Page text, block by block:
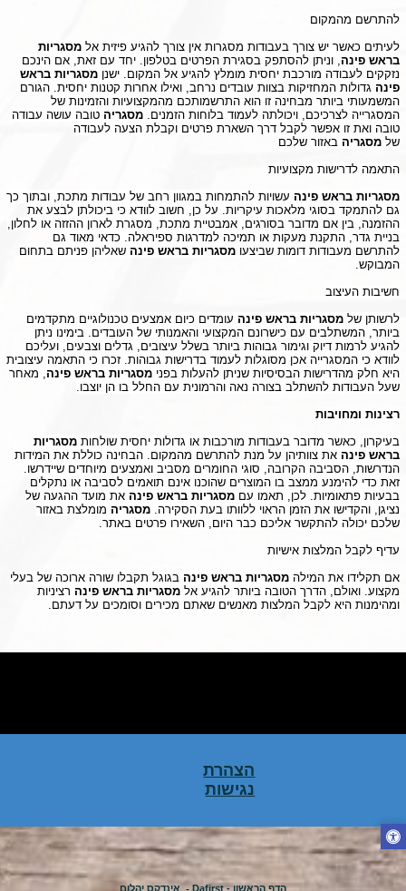
להתרשם מהמקום
לעיתים כאשר יש צורך בעבודות מסגרות אין צורך להגיע פיזית אל מסגריות
בראש פינה, וניתן להסתפק בסגירת הפרטים בטלפון. יחד עם זאת, אם הינכם
נזקקים לעבודה מורכבת יחסית מומלץ להגיע אל המקום. ישנן מסגריות בראש
פינה גדולות המחזיקות בצוות עובדים נרחב, ואילו אחרות קטנות יחסית. הגורם
המשמעותי ביותר מבחינה זו הוא התרשמותכם מהמקצועיות והזמינות של
המסגרייה לצרכיכם, ויכולתה לעמוד בלוחות הזמנים. מסגריה טובה עושה עבודה
טובה ואת זו אפשר לקבל דרך השארת פרטים וקבלת הצעה לעבודה
של מסגריה באזור שלכם
התאמה לדרישות מקצועיות
מסגריות בראש פינה עשויות להתמחות במגוון רחב של עבודות מתכת, ובתוך כך
גם להתמקד בסוגי מלאכות עיקריות. על כן, חשוב לוודא כי ביכולתן לבצע את
ההזמנה, בין אם מדובר בסורגים, אמבטיית מתכת, מסגרת לארון ההזזה או לחלון,
בניית גדר, התקנת מעקות או תמיכה למדרגות ספיראלה. כדאי מאוד גם
להתרשם מעבודות דומות שביצעו מסגריות בראש פינה שאליהן פניתם בתחום
המבוקש.
חשיבות העיצוב
לרשותן של מסגריות בראש פינה עומדים כיום אמצעים טכנולוגיים מתקדמים
ביותר, המשתלבים עם כישרונם המקצועי והאמנותי של העובדים. בימינו ניתן
להגיע לרמות דיוק וגימור גבוהות ביותר בשלל עיצובים, גדלים וצבעים, ועליכם
לוודא כי המסגרייה אכן מסוגלות לעמוד בדרישות גבוהות. זכרו כי התאמה עיצובית
היא חלק מהדרישות הבסיסיות שניתן להעלות בפני מסגריות בראש פינה, מאחר
שעל העבודות להשתלב בצורה נאה והרמונית עם החלל בו הן יוצבו.
רצינות ומחויבות
בעיקרון, כאשר מדובר בעבודות מורכבות או גדולות יחסית שולחות מסגריות
בראש פינה את צוותיהן על מנת להתרשם מהמקום. הבחינה כוללת את המידות
הנדרשות, הסביבה הקרובה, סוגי החומרים מסביב ואמצעים מיוחדים שיידרשו.
זאת כדי להימנע ממצב בו המוצרים שהוכנו אינם תואמים לסביבה או נתקלים
בבעיות פתאומיות. לכן, תאמו עם מסגריות בראש פינה את מועד ההגעה של
נציגן, והקדישו את הזמן הראוי ללוותו בעת הסקירה. מסגריה מומלצת באזור
שלכם יכולה להתקשר אליכם כבר היום, השאירו פרטים באתר.
עדיף לקבל המלצות אישיות
אם תקלידו את המילה מסגריות בראש פינה בגוגל תקבלו שורה ארוכה של בעלי
מקצוע. ואולם, הדרך הטובה ביותר להגיע אל מסגריות בראש פינה רציניות
ומהימנות היא לקבל המלצות מאנשים שאתם מכירים וסומכים על דעתם.
הצהרת
נגישות
הדף הראשון - Dafirst - אינדקס יהלום